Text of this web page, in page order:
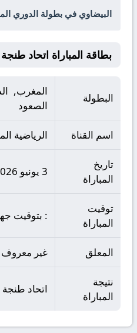
البيضاوي في بطولة الدوري
بطاقة المباراة اتحاد طنجة Vs الوداد الرياضي
البطولة
المغرب,
الصعود
اسم القناة الرياضية
تاريخ
المباراة
3 يونيو 2026
توقيت
المباراة
: بتوقيت
المعلق غير معروف
نتيجة
المباراة
اتحاد طنجة 2 - 1 الوداد الرياضي